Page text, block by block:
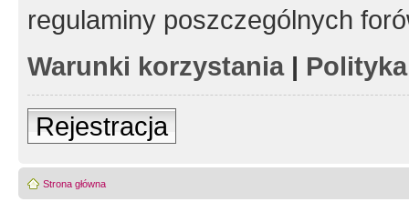
regulaminy poszczególnych
Warunki korzystania|
Rejestracja
Strona główna